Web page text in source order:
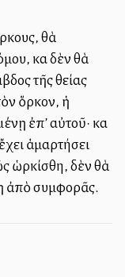
θὰ
καὶ δὲν θὰ
τῆς θείας
ὅρκον, ἡ
ἐπ’ αὐτοῦ· καὶ
ἁμαρτήσει
ὡρκίσθη, δὲν θὰ
ἀπὸ συμφορᾶς.